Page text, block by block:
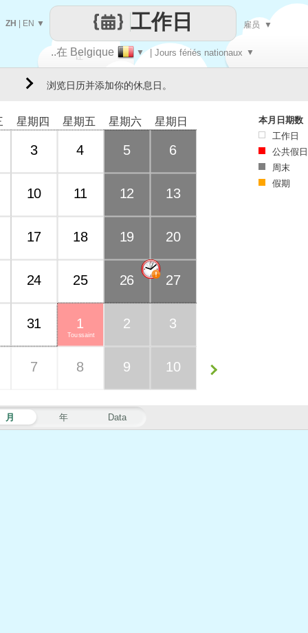
让
..在 Belgique ▼ | Jours fériés nationaux ▼
工作日
ZH EN ▼ 雇员 ▼
浏览日历并添加你的休息日。
月 年 Data
星期四 星期五 星期六 星期日
3 4 5 6
10 11 12 13
17 18 19 20
24 25 26 27
31
Toussaint
1 2 3
7 8 9 10
本月日期数
工作日
公共假日
周末
假期